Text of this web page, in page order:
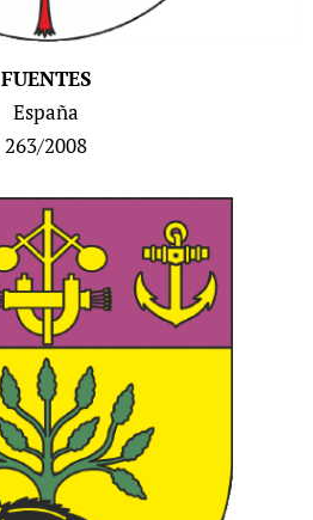
FUENTES
España
263/2008